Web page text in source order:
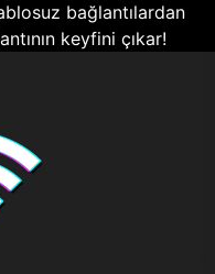
bağlantılardan
keyfini çıkar!